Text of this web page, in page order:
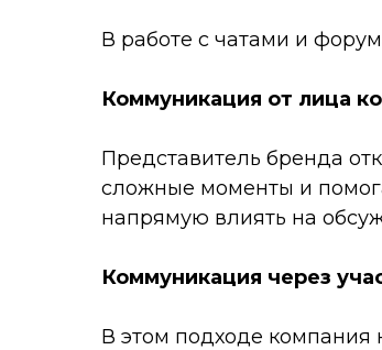
В работе с чатами и
Коммуникация от лица
Представитель бренда
сложные моменты и
напрямую влиять на
Коммуникация через
В этом подходе компания